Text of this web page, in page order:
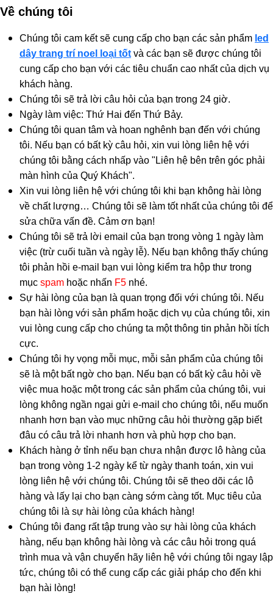
Về chúng tôi
Chúng tôi cam kết sẽ cung cấp cho bạn các sản phẩm led
dây trang trí noel loại tốt và các bạn sẽ được chúng tôi
cung cấp cho bạn với các tiêu chuẩn cao nhất của dịch vụ
khách hàng.
Chúng tôi sẽ trả lời câu hỏi của bạn trong 24 giờ.
Ngày làm việc: Thứ Hai đến Thứ Bảy.
Chúng tôi quan tâm và hoan nghênh bạn đến với chúng
tôi. Nếu bạn có bất kỳ câu hỏi, xin vui lòng liên hệ với
chúng tôi bằng cách nhấp vào "Liên hệ bên trên góc phải
màn hình của Quý Khách".
Xin vui lòng liên hệ với chúng tôi khi bạn không hài lòng
về chất lượng… Chúng tôi sẽ làm tốt nhất của chúng tôi để
sửa chữa vấn đề. Cảm ơn bạn!
Chúng tôi sẽ trả lời email của bạn trong vòng 1 ngày làm
việc (trừ cuối tuần và ngày lễ). Nếu bạn không thấy chúng
tôi phản hồi e-mail bạn vui lòng kiểm tra hộp thư trong
mục spam hoặc nhấn F5 nhé.
Sự hài lòng của bạn là quan trọng đối với chúng tôi. Nếu
bạn hài lòng với sản phẩm hoặc dịch vụ của chúng tôi, xin
vui lòng cung cấp cho chúng ta một thông tin phản hồi tích
cực.
Chúng tôi hy vọng mỗi mục, mỗi sản phẩm của chúng tôi
sẽ là một bất ngờ cho bạn. Nếu bạn có bất kỳ câu hỏi về
việc mua hoặc một trong các sản phẩm của chúng tôi, vui
lòng không ngần ngại gửi e-mail cho chúng tôi, nếu muốn
nhanh hơn bạn vào mục những câu hỏi thường gặp biết
đâu có câu trả lời nhanh hơn và phù hợp cho bạn.
Khách hàng ở tỉnh nếu bạn chưa nhận được lô hàng của
bạn trong vòng 1-2 ngày kể từ ngày thanh toán, xin vui
lòng liên hệ với chúng tôi. Chúng tôi sẽ theo dõi các lô
hàng và lấy lại cho bạn càng sớm càng tốt. Mục tiêu của
chúng tôi là sự hài lòng của khách hàng!
Chúng tôi đang rất tập trung vào sự hài lòng của khách
hàng, nếu bạn không hài lòng và các câu hỏi trong quá
trình mua và vận chuyển hãy liên hệ với chúng tôi ngay lập
tức, chúng tôi có thể cung cấp các giải pháp cho đến khi
bạn hài lòng!